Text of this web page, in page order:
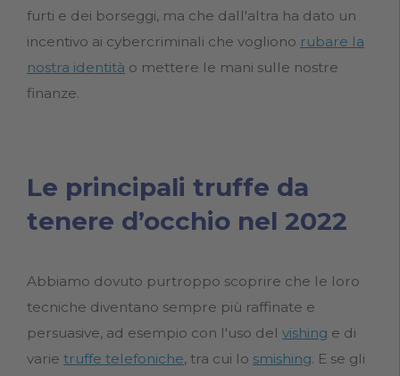
furti e dei borseggi, ma che dall'altra ha dato un
incentivo ai cybercriminali che vogliono rubare la
nostra identità o mettere le mani sulle nostre
finanze.
Le principali truffe da
tenere d’occhio nel 2022
Abbiamo dovuto purtroppo scoprire che le loro
tecniche diventano sempre più raffinate e
persuasive, ad esempio con l'uso del vishing e di
varie truffe telefoniche, tra cui lo smishing. E se gli